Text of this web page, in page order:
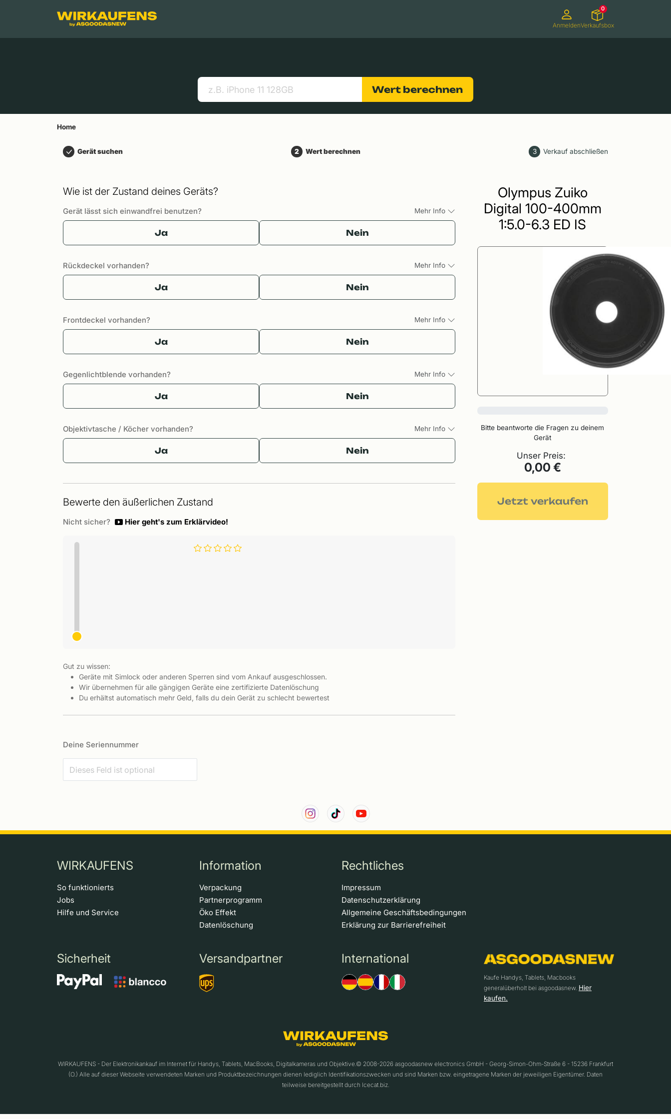
AnmeldenVerkaufsbox
0
Wert berechnen
Home
Gerät suchen 2 Wert berechnen 3 Verkauf abschließen
Wie ist der Zustand deines Geräts?
Gerät lässt sich einwandfrei benutzen? Mehr Info
Ja Nein
Rückdeckel vorhanden? Mehr Info
Ja Nein
Frontdeckel vorhanden? Mehr Info
Ja Nein
Gegenlichtblende vorhanden? Mehr Info
Ja Nein
Objektivtasche / Köcher vorhanden? Mehr Info
Ja Nein
Bewerte den äußerlichen Zustand
Nicht sicher? Hier geht's zum Erklärvideo!
Gut zu wissen:
Geräte mit Simlock oder anderen Sperren sind vom Ankauf ausgeschlossen.
Wir übernehmen für alle gängigen Geräte eine zertifizierte Datenlöschung
Du erhältst automatisch mehr Geld, falls du dein Gerät zu schlecht bewertest
Deine Seriennummer
Olympus Zuiko
Digital 100-400mm
1:5.0-6.3 ED IS
Bitte beantworte die Fragen zu deinem
Gerät
Unser Preis:
0,00 €
Jetzt verkaufen
WIRKAUFENS
So funktionierts
Jobs
Hilfe und Service
Information
Verpackung
Partnerprogramm
Öko Effekt
Datenlöschung
Rechtliches
Impressum
Datenschutzerklärung
Allgemeine Geschäftsbedingungen
Erklärung zur Barrierefreiheit
Sicherheit Versandpartner International
Kaufe Handys, Tablets, Macbooks
generalüberholt bei asgoodasnew. Hier
kaufen.
WIRKAUFENS - Der Elektronikankauf im Internet für Handys, Tablets, MacBooks, Digitalkameras und Objektive.© 2008-2026 asgoodasnew electronics GmbH - Georg-Simon-Ohm-Straße 6 - 15236 Frankfurt
(O.) Alle auf dieser Webseite verwendeten Marken und Produktbezeichnungen dienen lediglich Identifikationszwecken und sind Marken bzw. eingetragene Marken der jeweiligen Eigentümer. Daten
teilweise bereitgestellt durch Icecat.biz.